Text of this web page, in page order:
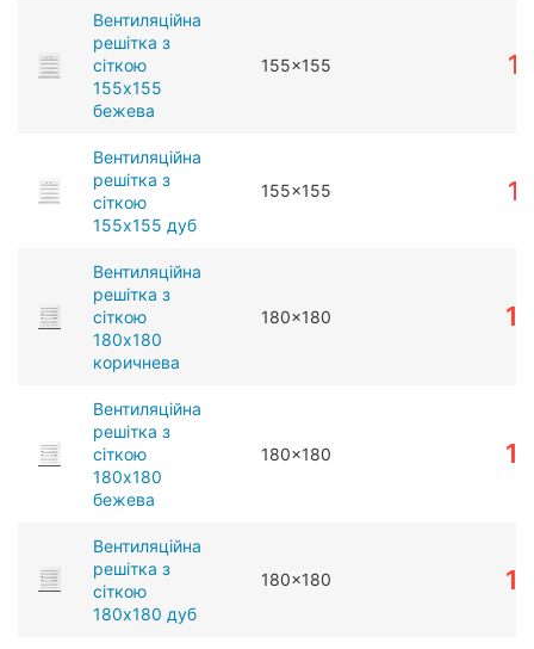
Вентиляційна
решітка з
сіткою
155x155
бежева
155x155
Вентиляційна
решітка з
сіткою
155x155 дуб
155x155
Вентиляційна
решітка з
сіткою
180x180
коричнева
180x180
Вентиляційна
решітка з
сіткою
180x180
бежева
180x180
Вентиляційна
решітка з
сіткою
180x180 дуб
180x180